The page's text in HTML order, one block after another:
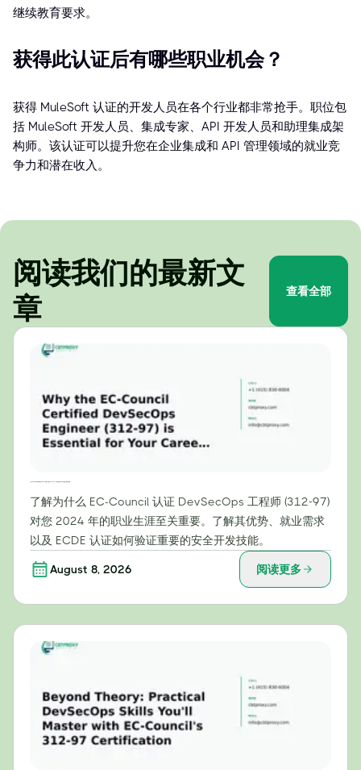
继续教育要求。
获得此认证后有哪些职业机会？
获得 MuleSoft 认证的开发人员在各个行业都非常抢手。职位包
括 MuleSoft 开发人员、集成专家、API 开发人员和助理集成架
构师。该认证可以提升您在企业集成和 API 管理领域的就业竞
争力和潜在收入。
阅读我们的最新文
章
查看全部
了解为什么 EC-Council 认证 DevSecOps 工程师 (312-97)
对您 2024 年的职业生涯至关重要。了解其优势、就业需求
以及 ECDE 认证如何验证重要的安全开发技能。
August 8, 2026 阅读更多